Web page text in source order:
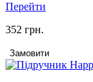
Перейти
352 грн.
Замовити